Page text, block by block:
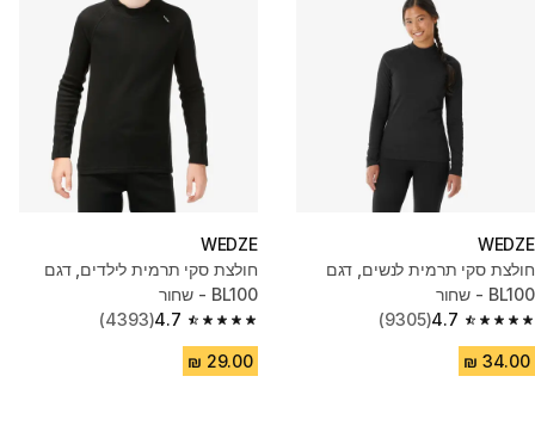
WEDZE
חולצת סקי תרמית לנשים, דגם
BL100 - שחור
4.7
4.7 out of 5 stars from 9305 reviews
(9305)
WEDZE
חולצת סקי תרמית לילדים, דגם
BL100 - שחור
4.7
4.7 out of 5 stars from 4393 reviews
(4393)